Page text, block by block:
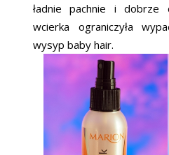
ładnie pachnie i dobrze
wcierka ograniczyła
wysyp baby hair.